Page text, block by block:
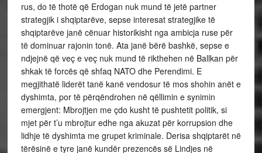
rus, do të thotë që Erdogan nuk mund të jetë partner
strategjik i shqiptarëve, sepse interesat strategjike të
shqiptarëve janë cënuar historikisht nga ambicja ruse për
të dominuar rajonin tonë. Ata janë bërë bashkë, sepse e
ndjejnë që veç e veç nuk mund të rikthehen në Ballkan për
shkak të forcës që shfaq NATO dhe Perendimi. E
megjithatë liderët tanë kanë vendosur të mos shohin anët e
dyshimta, por të përqëndrohen në qëllimin e synimin
emergjent: Mbrojtjen me çdo kusht të pushtetit politik, si
mjet për t’u mbrojtur edhe nga akuzat për korrupsion dhe
lidhje të dyshimta me grupet kriminale. Derisa shqiptarët në
tërësinë e tyre janë kundër prezencës së Lindjes në